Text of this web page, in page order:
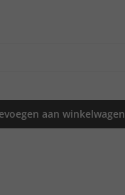
aan winkelwagen